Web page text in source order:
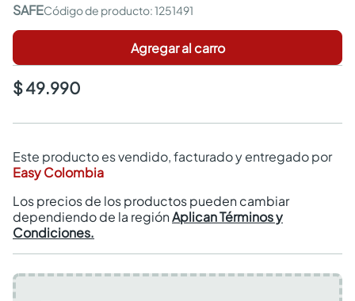
SAFE :1251491
Agregar al carro
$ 49.990
Este producto es vendido, facturado y entregado por
Easy Colombia
Los precios de los productos pueden cambiar
dependiendo de la regiónAplican Términos y
Condiciones.